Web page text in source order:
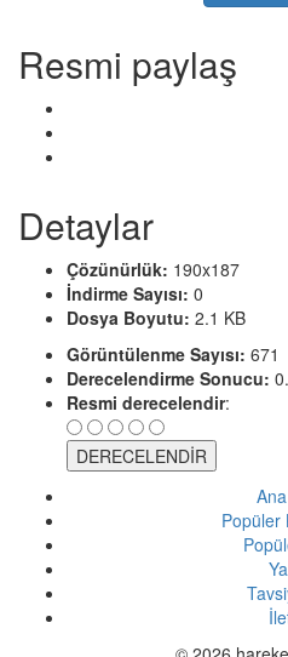
Resmi paylaş
Detaylar
Çözünürlük: 190x187
İndirme Sayısı: 0
Dosya Boyutu: 2.1 KB
Görüntülenme Sayısı: 671
Derecelendirme Sonucu:
Resmi derecelendir:
Popüler